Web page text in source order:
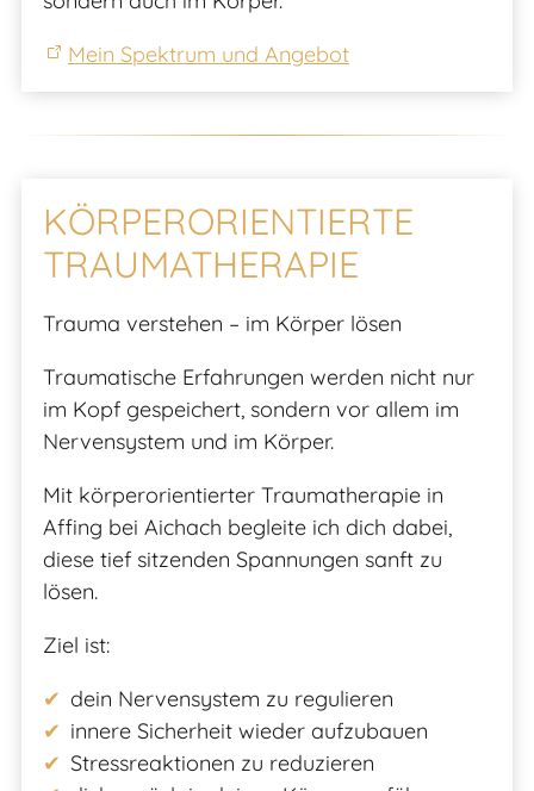
Mein Spektrum und Angebot
KÖRPERORIENTIERTE
TRAUMATHERAPIE
Trauma verstehen – im Körper lösen
Traumatische Erfahrungen werden nicht nur
im Kopf gespeichert, sondern vor allem im
Nervensystem und im Körper.
Mit körperorientierter Traumatherapie in
Affing bei Aichach begleite ich dich dabei,
diese tief sitzenden Spannungen sanft zu
lösen.
Ziel ist:
dein Nervensystem zu regulieren
innere Sicherheit wieder aufzubauen
Stressreaktionen zu reduzieren